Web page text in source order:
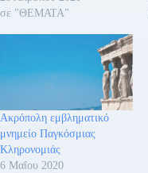
σε "ΘΕΜΑΤΑ"
Ακρόπολη εμβληματικό
μνημείο Παγκόσμιας
Κληρονομιάς
6 Μαΐου 2020